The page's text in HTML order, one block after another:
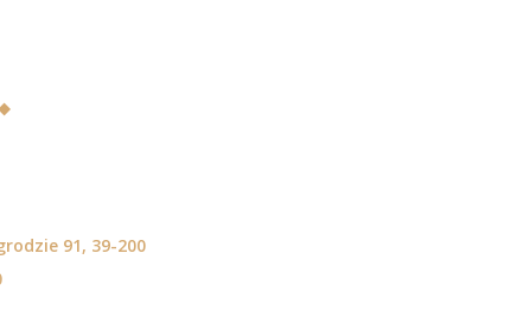
91, 39-200